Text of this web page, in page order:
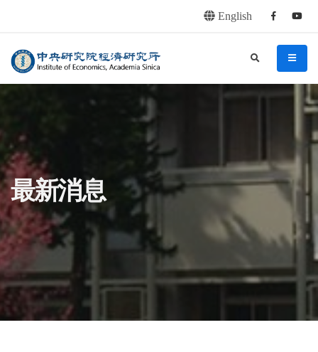
English Facebook
中央研究院經濟研究所 menu
search
最新消息